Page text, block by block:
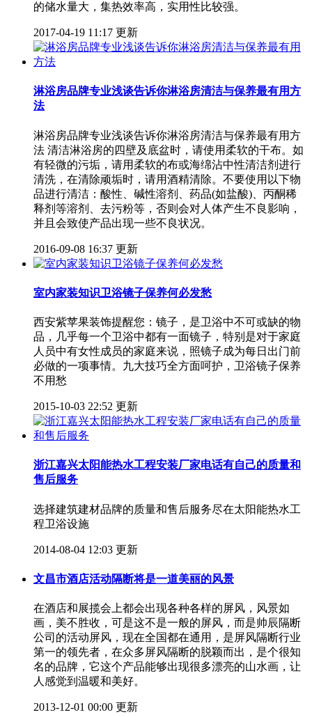
的储水量大，集热效率高，实用性比较强。
2017-04-19 11:17 更新
淋浴房品牌专业浅谈告诉你淋浴房清洁与保养最有用方
法
淋浴房品牌专业浅谈告诉你淋浴房清洁与保养最有用方
法 清洁淋浴房的四壁及底盆时，请使用柔软的干布。如
有轻微的污垢，请用柔软的布或海绵沾中性清洁剂进行
清洗，在清除顽垢时，请用酒精清除。不要使用以下物
品进行清洁：酸性、碱性溶剂、药品(如盐酸)、丙酮稀
释剂等溶剂、去污粉等，否则会对人体产生不良影响，
并且会致使产品出现一些不良状况。
2016-09-08 16:37 更新
室内家装知识卫浴镜子保养何必发愁
西安紫苹果装饰提醒您：镜子，是卫浴中不可或缺的物
品，几乎每一个卫浴中都有一面镜子，特别是对于家庭
人员中有女性成员的家庭来说，照镜子成为每日出门前
必做的一项事情。九大技巧全方面呵护，卫浴镜子保养
不用愁
2015-10-03 22:52 更新
浙江嘉兴太阳能热水工程安装厂家电话有自己的质量和
售后服务
选择建筑建材品牌的质量和售后服务尽在太阳能热水工
程卫浴设施
2014-08-04 12:03 更新
文昌市酒店活动隔断将是一道美丽的风景
在酒店和展揽会上都会出现各种各样的屏风，风景如
画，美不胜收，可是这不是一般的屏风，而是帅辰隔断
公司的活动屏风，现在全国都在通用，是屏风隔断行业
第一的领先者，在众多屏风隔断的脱颖而出，是个很知
名的品牌，它这个产品能够出现很多漂亮的山水画，让
人感觉到温暖和美好。
2013-12-01 00:00 更新